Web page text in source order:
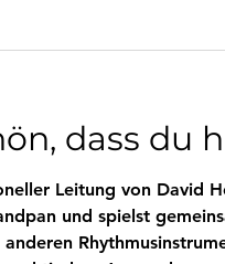
dass du
Leitung von David
und spielst
anderen